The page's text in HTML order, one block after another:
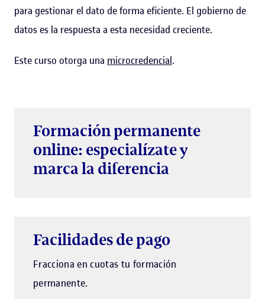
para gestionar el dato de forma eficiente. El gobierno de
datos es la respuesta a esta necesidad creciente.
Este curso otorga una microcredencial.
Formación permanente
online: especialízate y
marca la diferencia
Facilidades de pago
Fracciona en cuotas tu formación
permanente.